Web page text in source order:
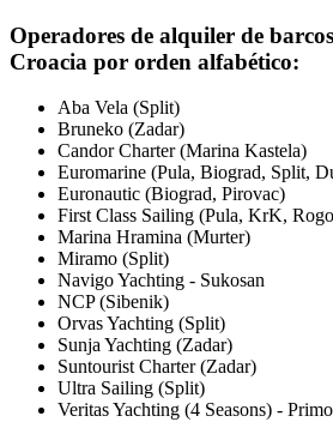
Operadores de alquiler de
Croacia por orden alfabético:
Aba Vela (Split)
Bruneko (Zadar)
Candor Charter (Marina Kastela)
Euromarine (Pula, Biograd, Split,
Euronautic (Biograd, Pirovac)
First Class Sailing (Pula, KrK,
Marina Hramina (Murter)
Miramo (Split)
Navigo Yachting - Sukosan
NCP (Sibenik)
Orvas Yachting (Split)
Sunja Yachting (Zadar)
Suntourist Charter (Zadar)
Ultra Sailing (Split)
Veritas Yachting (4 Seasons) -